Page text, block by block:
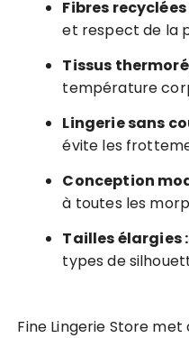
Fibres recyclées
et respect de la
Tissus
température
Lingerie sans
évite les
Conception
à toutes les
Tailles élargies :
types de
Fine Lingerie Store met